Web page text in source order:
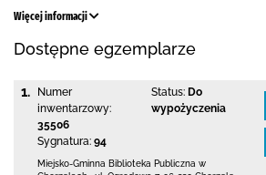
Więcej informacji
Dostępne egzemplarze
1.
Numer
inwentarzowy:
35506
Sygnatura: 94
Status: Do
wypożyczenia
Miejsko-Gminna Biblioteka Publiczna w